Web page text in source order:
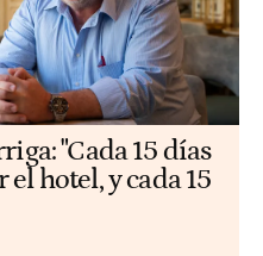
"Cada 15 días
hotel, y cada 15